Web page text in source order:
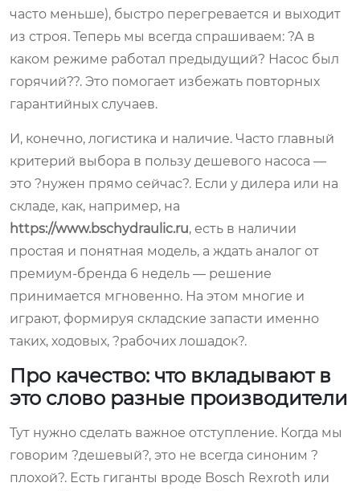
часто меньше), быстро перегревается и выходит
из строя. Теперь мы всегда спрашиваем: ?А в
каком режиме работал предыдущий? Насос был
горячий??. Это помогает избежать повторных
гарантийных случаев.
И, конечно, логистика и наличие. Часто главный
критерий выбора в пользу дешевого насоса —
это ?нужен прямо сейчас?. Если у дилера или на
складе, как, например, на
https://www.bschydraulic.ru, есть в наличии
простая и понятная модель, а ждать аналог от
премиум-бренда 6 недель — решение
принимается мгновенно. На этом многие и
играют, формируя складские запасти именно
таких, ходовых, ?рабочих лошадок?.
Про качество: что вкладывают в
это слово разные производители
Тут нужно сделать важное отступление. Когда мы
говорим ?дешевый?, это не всегда синоним ?
плохой?. Есть гиганты вроде Bosch Rexroth или